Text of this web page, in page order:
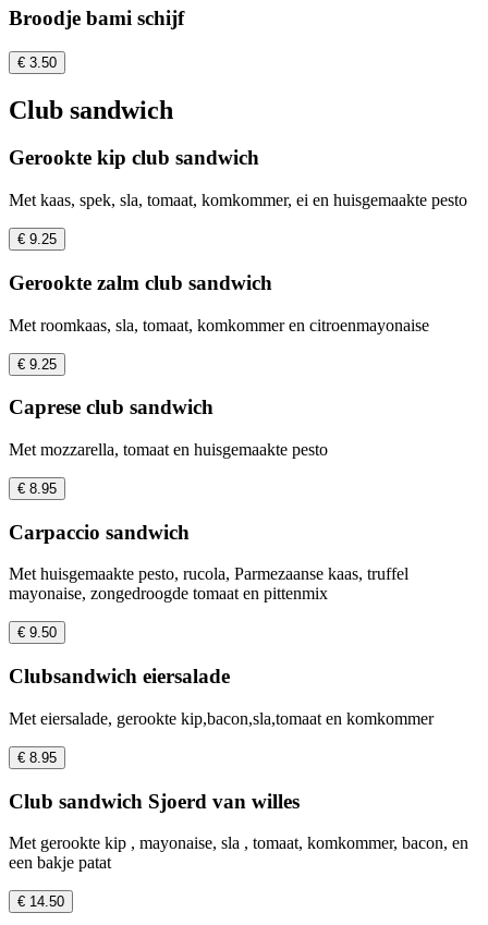
Broodje bami schijf
€ 3.50
Club sandwich
Gerookte kip club sandwich
Met kaas, spek, sla, tomaat, komkommer, ei en huisgemaakte pesto
€ 9.25
Gerookte zalm club sandwich
Met roomkaas, sla, tomaat, komkommer en citroenmayonaise
€ 9.25
Caprese club sandwich
Met mozzarella, tomaat en huisgemaakte pesto
€ 8.95
Carpaccio sandwich
Met huisgemaakte pesto, rucola, Parmezaanse kaas, truffel
mayonaise, zongedroogde tomaat en pittenmix
€ 9.50
Clubsandwich eiersalade
Met eiersalade, gerookte kip,bacon,sla,tomaat en komkommer
€ 8.95
Club sandwich Sjoerd van willes
Met gerookte kip , mayonaise, sla , tomaat, komkommer, bacon, en
een bakje patat
€ 14.50